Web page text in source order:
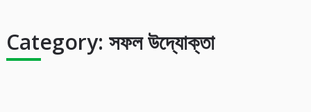
Category: সফল উদ্যোক্তা